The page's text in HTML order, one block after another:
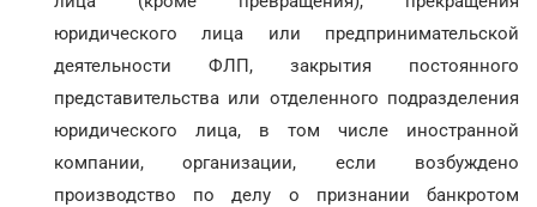
юридического лица или предпринимательской
деятельности ФЛП, закрытия постоянного
представительства или отделенного подразделения
юридического лица, в том числе иностранной
компании, организации, если возбуждено
производство по делу о признании банкротом